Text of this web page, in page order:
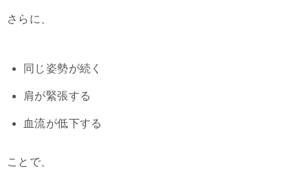
さらに、
同じ姿勢が続く
肩が緊張する
血流が低下する
ことで、